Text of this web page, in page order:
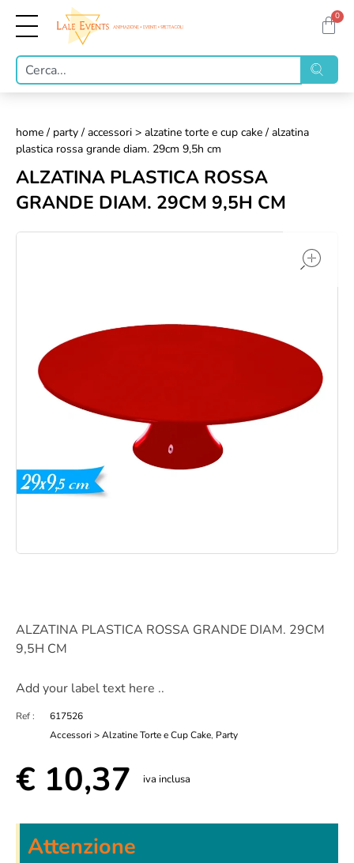
0
home / party / accessori > alzatine torte e cup cake / alzatina
plastica rossa grande diam. 29cm 9,5h cm
ALZATINA PLASTICA ROSSA
GRANDE DIAM. 29CM 9,5H CM
ALZATINA PLASTICA ROSSA GRANDE DIAM. 29CM
9,5H CM
Add your label text here ..
Ref :
617526
Accessori > Alzatine Torte e Cup Cake, Party
€ 10,37 iva inclusa
Attenzione